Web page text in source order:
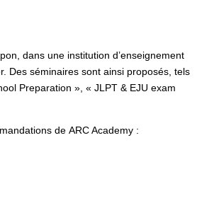
dans une institution d’enseignement
Des séminaires sont ainsi proposés, tels
Preparation », « JLPT & EJU exam
de ARC Academy :